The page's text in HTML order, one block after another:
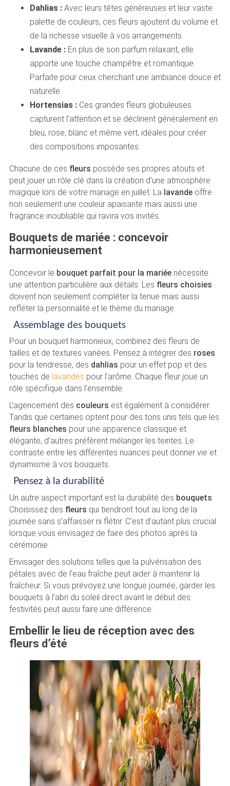
Dahlias :Avec leurs têtes généreuses et leur vaste
palette de couleurs, ces fleurs ajoutent du volume et
de la richesse visuelle à vos arrangements.
Lavande :En plus de son parfum relaxant, elle
apporte une touche champêtre et romantique.
Parfaite pour ceux cherchant une ambiance douce et
naturelle.
Hortensias :Ces grandes fleurs globuleuses
capturent l’attention et se déclinent généralement en
bleu, rose, blanc et même vert, idéales pour créer
des compositions imposantes.
Chacune de ces fleurs possède ses propres atouts et
peut jouer un rôle clé dans la création d’une atmosphère
magique lors de votre mariage en juillet. La lavandeoffre
non seulement une couleur apaisante mais aussi une
fragrance inoubliable qui ravira vos invités.
Bouquets de mariée : concevoir
harmonieusement
Concevoir le bouquet parfait pour la mariéenécessite
une attention particulière aux détails. Les fleurs choisies
doivent non seulement compléter la tenue mais aussi
refléter la personnalité et le thème du mariage.
Assemblage des bouquets
Pour un bouquet harmonieux, combinez des fleurs de
tailles et de textures variées. Pensez à intégrer des roses
pour la tendresse, des dahlias pour un effet pop et des
touches de lavandes pour l’arôme. Chaque fleur joue un
rôle spécifique dans l’ensemble.
L’agencement des couleurs est également à considérer.
Tandis que certaines optent pour des tons unis tels que les
fleurs blanches pour une apparence classique et
élégante, d’autres préfèrent mélanger les teintes. Le
contraste entre les différentes nuances peut donner vie et
dynamisme à vos bouquets.
Pensez à la durabilité
Un autre aspect important est la durabilité des bouquets
Choisissez des fleurs qui tiendront tout au long de la
journée sans s’affaisser ni flétrir. C’est d’autant plus crucial
lorsque vous envisagez de faire des photos après la
cérémonie.
Envisager des solutions telles que la pulvérisation des
pétales avec de l’eau fraîche peut aider à maintenir la
fraîcheur. Si vous prévoyez une longue journée, garder les
bouquets à l’abri du soleil direct avant le début des
festivités peut aussi faire une différence.
Embellir le lieu de réception avec des
fleurs d’été